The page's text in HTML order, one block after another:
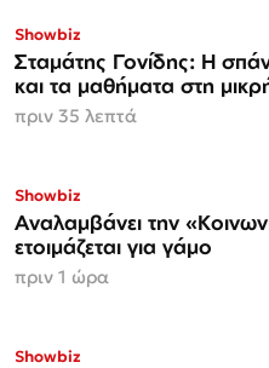
Showbiz
Σταμάτης Γονίδης: Η
και τα μαθήματα στη
πριν 35 λεπτά
Showbiz
Αναλαμβάνει την
ετοιμάζεται για γάμο
πριν 1 ώρα
Showbiz